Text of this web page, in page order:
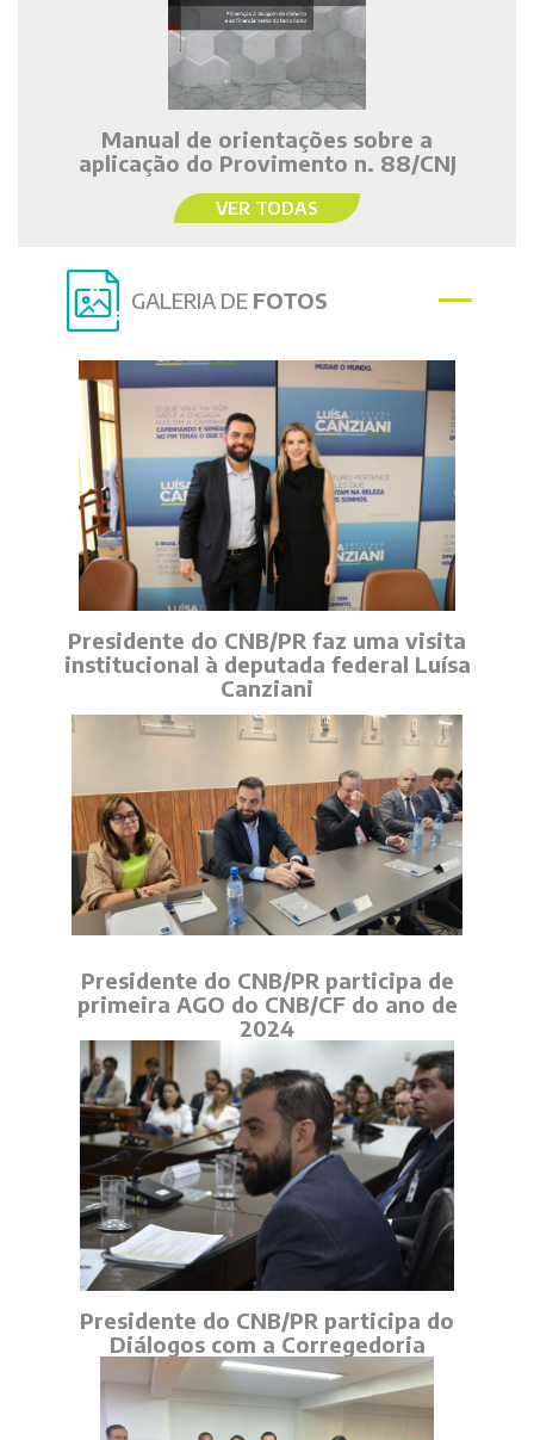
Manual de orientações sobre a
aplicação do Provimento n. 88/CNJ
VER TODAS
GALERIA DE FOTOS
Presidente do CNB/PR faz uma visita
institucional à deputada federal Luísa
Canziani
Presidente do CNB/PR participa de
primeira AGO do CNB/CF do ano de
2024
Presidente do CNB/PR participa do
Diálogos com a Corregedoria